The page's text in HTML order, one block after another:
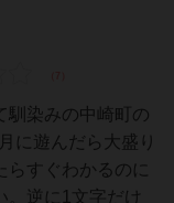
馴染みの中崎町の
に遊んだら大盛り
らすぐわかるのに
。逆に1文字だけ